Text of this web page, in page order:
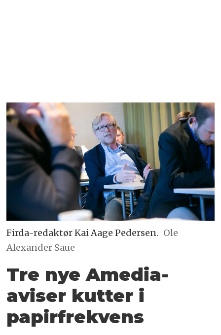
Firda-redaktør Kai Aage Pedersen. Ole
Alexander Saue
Tre nye Amedia-
aviser kutter i
papirfrekvens